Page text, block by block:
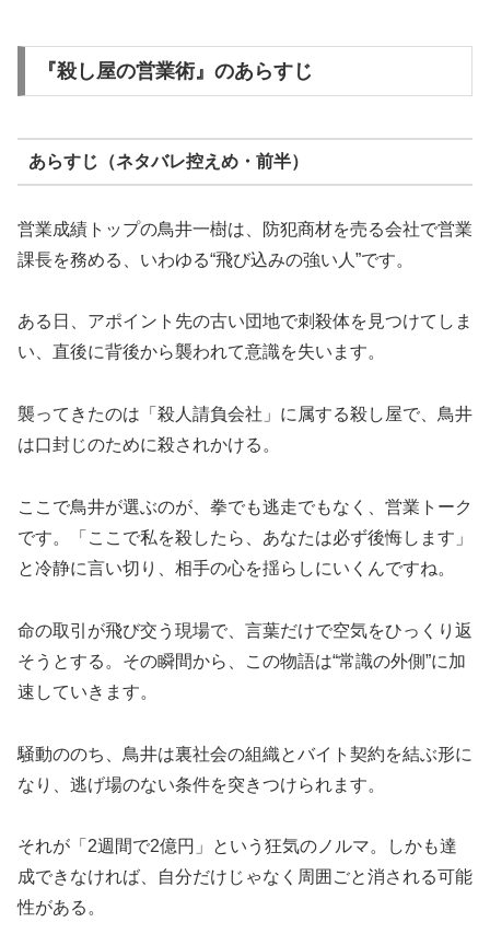
『殺し屋の営業術』のあらすじ
あらすじ（ネタバレ控えめ・前半）
営業成績トップの鳥井一樹は、防犯商材を売る会社で営業
課長を務める、いわゆる“飛び込みの強い人”です。
ある日、アポイント先の古い団地で刺殺体を見つけてしま
い、直後に背後から襲われて意識を失います。
襲ってきたのは「殺人請負会社」に属する殺し屋で、鳥井
は口封じのために殺されかける。
ここで鳥井が選ぶのが、拳でも逃走でもなく、営業トーク
です。「ここで私を殺したら、あなたは必ず後悔します」
と冷静に言い切り、相手の心を揺らしにいくんですね。
命の取引が飛び交う現場で、言葉だけで空気をひっくり返
そうとする。その瞬間から、この物語は“常識の外側”に加
速していきます。
騒動ののち、鳥井は裏社会の組織とバイト契約を結ぶ形に
なり、逃げ場のない条件を突きつけられます。
それが「2週間で2億円」という狂気のノルマ。しかも達
成できなければ、自分だけじゃなく周囲ごと消される可能
性がある。